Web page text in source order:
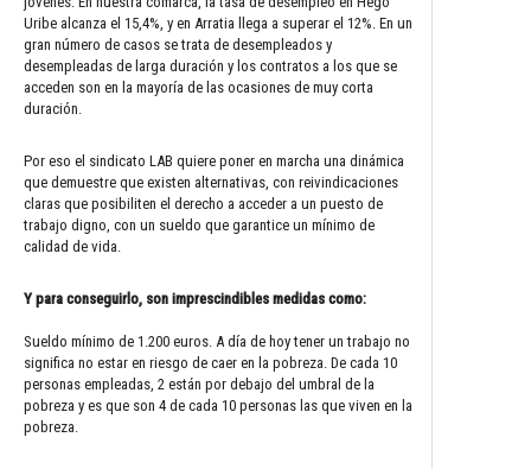
Uribe alcanza el 15,4%, y en Arratia llega a superar el 12%. En un
gran número de casos se trata de desempleados y
desempleadas de larga duración y los contratos a los que se
acceden son en la mayoría de las ocasiones de muy corta
duración.
Por eso el sindicato LAB quiere poner en marcha una dinámica
que demuestre que existen alternativas, con reivindicaciones
claras que posibiliten el derecho a acceder a un puesto de
trabajo digno, con un sueldo que garantice un mínimo de
calidad de vida.
Y para conseguirlo, son imprescindibles medidas como:
Sueldo mínimo de 1.200 euros. A día de hoy tener un trabajo no
significa no estar en riesgo de caer en la pobreza. De cada 10
personas empleadas, 2 están por debajo del umbral de la
pobreza y es que son 4 de cada 10 personas las que viven en la
pobreza.